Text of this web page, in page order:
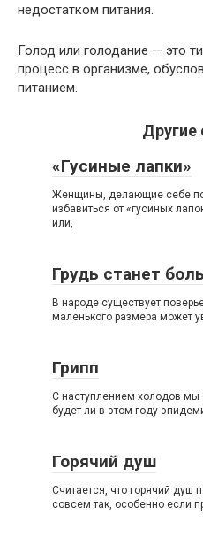
недостатком питания.
Голод или голодание — это
процесс в организме,
питанием.
Другие
«Гусиные лапки»
Женщины, делающие себе
избавиться от «гусиных
или,
Грудь станет
В народе существует
маленького размера может
Грипп
С наступлением холодов мы
будет ли в этом году
Горячий душ
Считается, что горячий душ
совсем так, особенно если